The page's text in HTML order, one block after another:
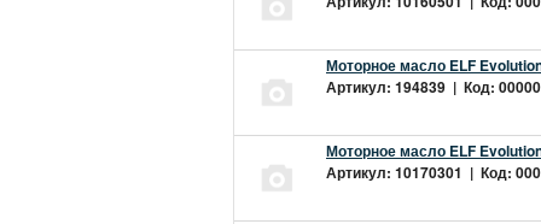
Моторное масло ELF
Артикул: 194839 | Код:
Моторное масло ELF
Артикул: 10170301 | Код: